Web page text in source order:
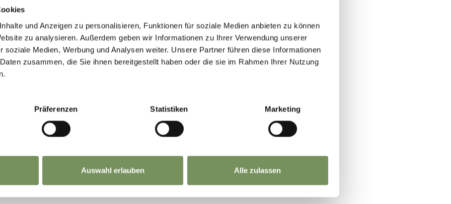
und Anzeigen zu personalisieren, Funktionen für soziale Medien anbieten zu können
zu analysieren. Außerdem geben wir Informationen zu Ihrer Verwendung unserer
soziale Medien, Werbung und Analysen weiter. Unsere Partner führen diese Informationen
zusammen, die Sie ihnen bereitgestellt haben oder die sie im Rahmen Ihrer Nutzung
Präferenzen Statistiken Marketing
Auswahl erlauben Alle zulassen
Terrazza
Veranda
VI È STATO UTILE? SÌ NO